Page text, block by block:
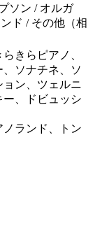
ソン / オルガ
ド / その他（相
きらピアノ、
ソナチネ、ソ
ン、ツェルニ
、ドビュッシ
ノランド、トン